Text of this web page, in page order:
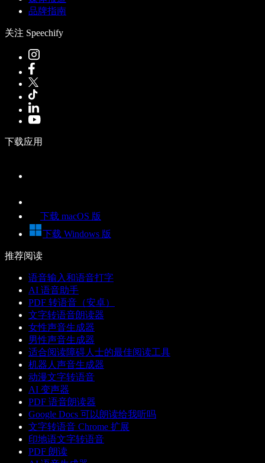
品牌指南
关注 Speechify
下载应用
下载 macOS 版
下载 Windows 版
推荐阅读
语音输入和语音打字
AI 语音助手
PDF 转语音（安卓）
文字转语音朗读器
女性声音生成器
男性声音生成器
适合阅读障碍人士的最佳阅读工具
机器人声音生成器
动漫文字转语音
AI 变声器
PDF 语音朗读器
Google Docs 可以朗读给我听吗
文字转语音 Chrome 扩展
印地语文字转语音
PDF 朗读